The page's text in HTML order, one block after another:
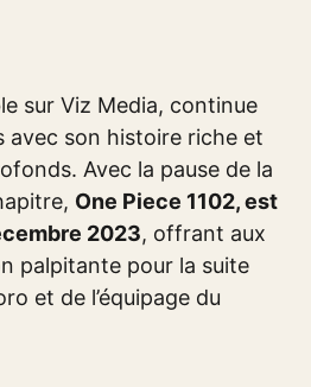
sur Viz Media, continue
avec son histoire riche et
Avec la pause de la
One Piece 1102, est
2023, offrant aux
palpitante pour la suite
et de l’équipage du